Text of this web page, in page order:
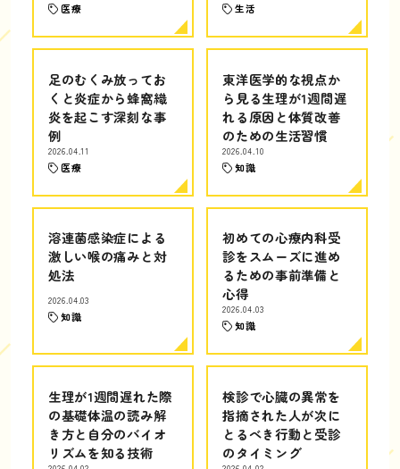
医療 生活
足のむくみ放ってお
くと炎症から蜂窩織
炎を起こす深刻な事
例
2026.04.11
医療
東洋医学的な視点か
ら見る生理が1週間遅
れる原因と体質改善
のための生活習慣
2026.04.10
知識
溶連菌感染症による
激しい喉の痛みと対
処法
2026.04.03
知識
初めての心療内科受
診をスムーズに進め
るための事前準備と
心得
2026.04.03
知識
生理が1週間遅れた際
の基礎体温の読み解
き方と自分のバイオ
リズムを知る技術
検診で心臓の異常を
指摘された人が次に
とるべき行動と受診
のタイミング